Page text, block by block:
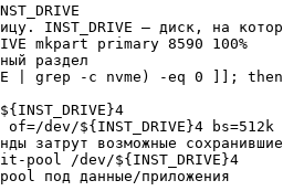
INST_DRIVE — диск, на
mkpart primary 8590 100%
раздел
| grep -c nvme) -eq 0 ]]; then